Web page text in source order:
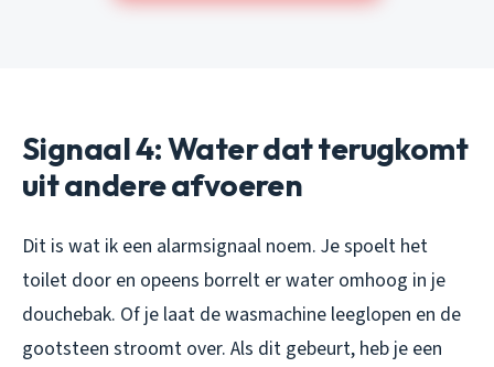
Signaal 4: Water dat terugkomt
uit andere afvoeren
Dit is wat ik een alarmsignaal noem. Je spoelt het
toilet door en opeens borrelt er water omhoog in je
douchebak. Of je laat de wasmachine leeglopen en de
gootsteen stroomt over. Als dit gebeurt, heb je een